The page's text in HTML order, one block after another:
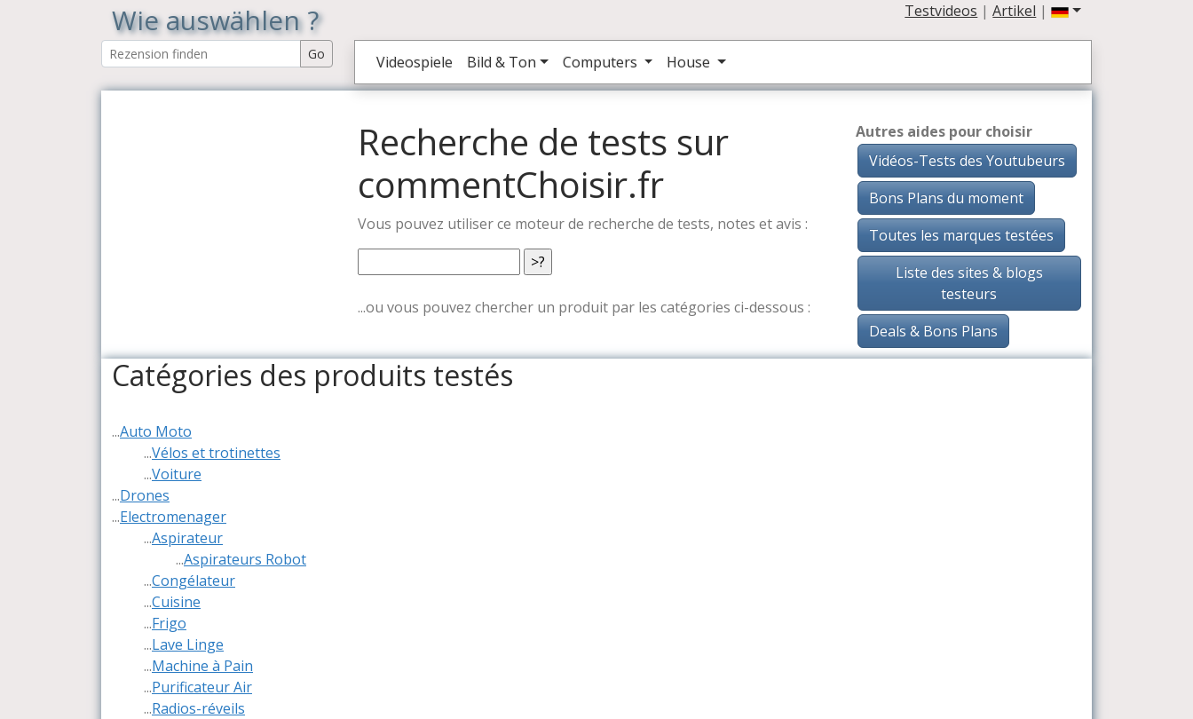
Wie auswählen ? Testvideos |Artikel |
Videospiele Bild & Ton Computers House
Recherche de tests sur
commentChoisir.fr
Vous pouvez utiliser ce moteur de recherche de tests, notes et avis :
...ou vous pouvez chercher un produit par les catégories ci-dessous :
Autres aides pour choisir
Vidéos-Tests des Youtubeurs
Bons Plans du moment
Toutes les marques testées
Liste des sites & blogs
testeurs
Deals & Bons Plans
Catégories des produits testés
...Auto Moto
...Vélos et trotinettes
...Voiture
...Drones
...Electromenager
...Aspirateur
...Aspirateurs Robot
...Congélateur
...Cuisine
...Frigo
...Lave Linge
...Machine à Pain
...Purificateur Air
...Radios-réveils